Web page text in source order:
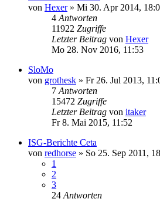
von Hexer» Mi 30. Apr 2014,
4 Antworten
11922 Zugriffe
Letzter Beitrag von Hexer
Mo 28. Nov 2016, 11:53
SloMo
von grothesk » Fr 26. Jul 2013,
7 Antworten
15472 Zugriffe
Letzter Beitrag von itaker
Fr 8. Mai 2015, 11:52
ISG-Berichte Ceta
von redhorse » So 25. Sep 2011,
1
2
3
24 Antworten